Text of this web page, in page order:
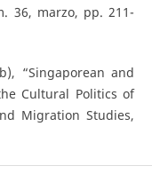
36, marzo, pp. 211-
“Singaporean and
Cultural Politics of
Migration Studies,